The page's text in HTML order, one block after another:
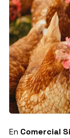
En Comercial